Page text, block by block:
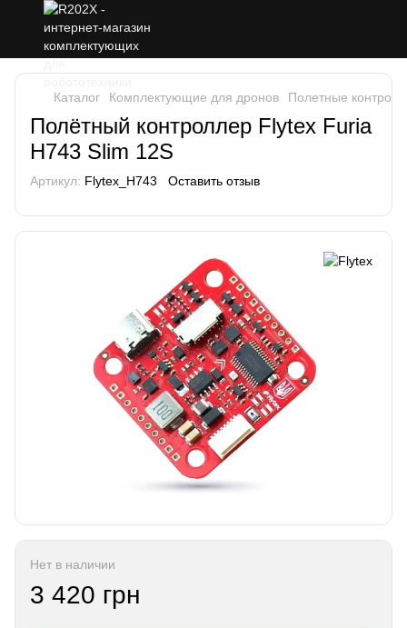
Каталог Комплектующие для дронов Полетные
Полётный контроллер Flytex Furia
H743 Slim 12S
Артикул: Flytex_H743 Оставить отзыв
Нет в наличии
3 420 грн